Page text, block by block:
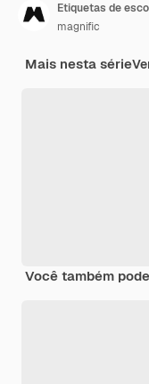
Etiquetas de
magnific
Mais nesta série
Você também